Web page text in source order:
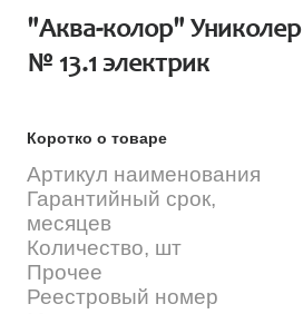
"Аква-колор" Униколер
№ 13.1 электрик
Коротко о товаре
Артикул наименования
Гарантийный срок,
месяцев
Количество, шт
Прочее
Реестровый номер